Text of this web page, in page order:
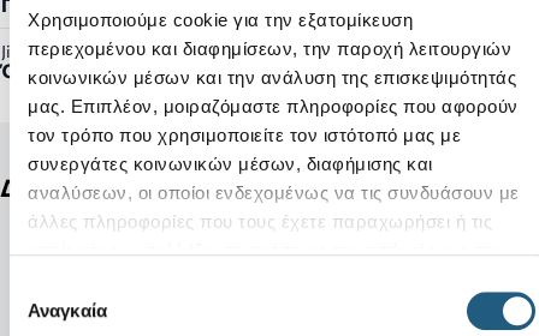
Χρησιμοποιούμε cookie για την εξατομίκευση
περιεχομένου και διαφημίσεων, την παροχή λειτουργιών
κοινωνικών μέσων και την ανάλυση της επισκεψιμότητάς
μας. Επιπλέον, μοιραζόμαστε πληροφορίες που αφορούν
τον τρόπο που χρησιμοποιείτε τον ιστότοπό μας με
συνεργάτες κοινωνικών μέσων, διαφήμισης και
αναλύσεων, οι οποίοι ενδεχομένως να τις συνδυάσουν με
άλλες πληροφορίες που τους έχετε παραχωρήσει ή τις
συγκατάθεσης
Αναγκαία
Jibbitz™ Ready:
Όχι
Δείτε ακόμη